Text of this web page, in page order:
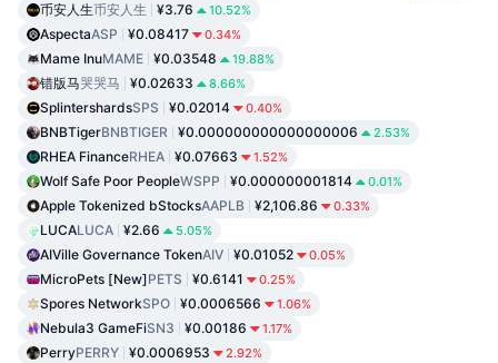
币安人生币安人生 ¥3.76 10.52%
AspectaASP ¥0.08417 0.34%
Mame InuMAME ¥0.03548 19.88%
错版马哭哭马 ¥0.02633 8.66%
SplintershardsSPS ¥0.02014 0.40%
BNBTigerBNBTIGER ¥0.000000000000000006 2.53%
RHEA FinanceRHEA ¥0.07663 1.52%
Wolf Safe Poor PeopleWSPP ¥0.000000001814 0.01%
Apple Tokenized bStocksAAPLB ¥2,106.86 0.33%
LUCALUCA ¥2.66 5.05%
AIVille Governance TokenAIV ¥0.01052 0.05%
MicroPets [New]PETS ¥0.6141 0.25%
Spores NetworkSPO ¥0.0006566 1.06%
Nebula3 GameFiSN3 ¥0.00186 1.17%
PerryPERRY ¥0.0006953 2.92%